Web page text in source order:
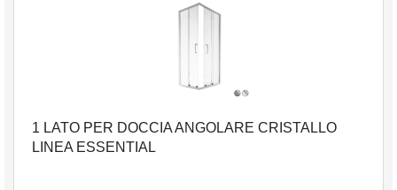
1 LATO PER DOCCIA ANGOLARE CRISTALLO
LINEA ESSENTIAL